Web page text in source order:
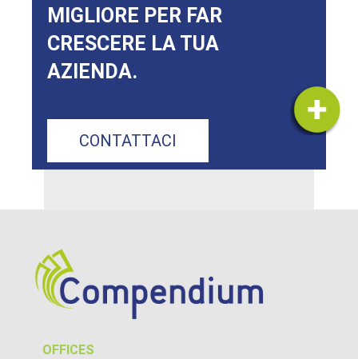
MIGLIORE PER FAR
CRESCERE LA TUA
AZIENDA.
CONTATTACI
OFFICES